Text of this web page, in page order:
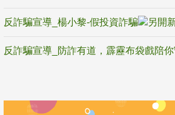
反詐騙宣導_楊小黎-假投資詐騙